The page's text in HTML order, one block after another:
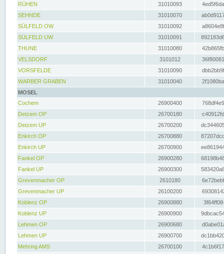
RÜHEN
31010093
SEHNDE
31010070
SÜLFELD OW
31010092
SÜLFELD UW
31010091
THUNE
31010080
VELSDORF
3101012
VORSFELDE
31010090
WARBER GRABEN
31010040
MOSEL
Cochem
26900400
Detzem OP
26700180
Detzem UP
26700200
Enkirch OP
26700880
Enkirch UP
26700900
Fankel OP
26900280
Fankel UP
26900300
Grevenmacher OP
2610180
Grevenmacher UP
26100200
Koblenz OP
26900880
Koblenz UP
26900900
Lehmen OP
26900680
Lehmen UP
26900700
Mehring AMS
26700100